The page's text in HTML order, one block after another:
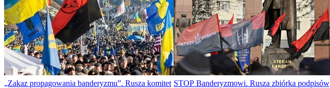
„Zakaz propagowania banderyzmu”. Rusza komitet STOP Banderyzmowi. Rusza zbiórka podpisów